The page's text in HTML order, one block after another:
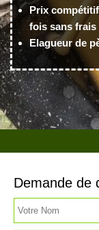
Prix
fois sans frais
Elagueur de
Demande de